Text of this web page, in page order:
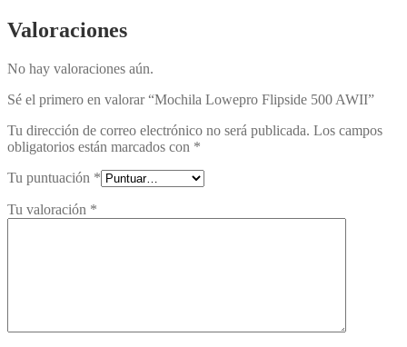
Valoraciones
No hay valoraciones aún.
Sé el primero en valorar “Mochila Lowepro Flipside 500 AWII”
Tu dirección de correo electrónico no será publicada. Los campos
obligatorios están marcados con *
Tu puntuación *
Tu valoración *